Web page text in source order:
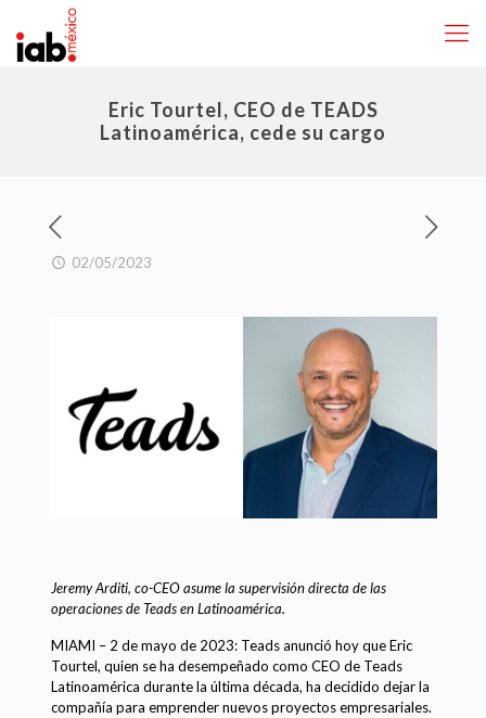
Eric Tourtel, CEO de TEADS
Latinoamérica, cede su cargo
02/05/2023
Jeremy Arditi, co-CEO asume la supervisión directa de las
operaciones de Teads en Latinoamérica.
MIAMI – 2 de mayo de 2023: Teads anunció hoy que Eric
Tourtel, quien se ha desempeñado como CEO de Teads
Latinoamérica durante la última década, ha decidido dejar la
compañía para emprender nuevos proyectos empresariales.